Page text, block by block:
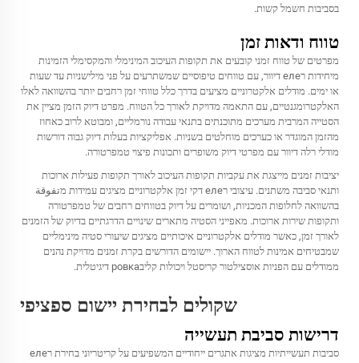
בסביבות חשמל קשות.
טווח ודאות זמן
מפרטים של טווח זמני קובעים את תקופות העיכוב המינימלי והמקסימלי הזמינות
מיחידות רеле דיוור, עם טווחים טיפוסיים שמשתרעים על פני מילישניות עד שעות
או ימים. מודלים אלקטרוניים מציעים בדרך כלל טווחי זמן רחבים יותר בהשוואה לאלו
האלקטרומגנטיים, עם התאמה מדויקת לאורך כל הטווח. מפרט דיוק הזמן מציין את
הסטייה המרבית מערכים מתוכנתים בתנאי עבודה נורמליים, ומבוטא לרוב כאחוז
מהזמן המוגדר או כערכים מוחלטים בשניות. אפליקציות בעלות דיוק גבוה דורשות
מודלי רלה דיוור עם מפרטי דיוק משופרים ותכונות פיצוי טמפרטורה.
יציבות זמנים מייצגת את עקביות תקופות העיכוב לאורך תקופות פעילות ארוכות
ותנאי סביבה משתנים. עיצובי רеле דקי זמן אלקטרוניים מציגים עמידות מتفوقة
בהשוואה לחלופות המכניות, ושומרים על דיוק בטווחים רחבים של טמפרטורה
ותקופות שירות ארוכות. מאפייני הסטיה מתארים שינויים הדרגתיים בדיוק של הזמנים
לאורך זמן, כאשר מודלים אלקטרוניים איכותיים מציגים שיעורי סטיה מינימליים
שמבטיחים אמינות לטווח הארוך. יישומים הדורשים בקרת זמנים מדויקת נהנים
ממודלים עם הפניות אוסצילטור קריסטל ויכולות קליבровка דיגיטלית.
שקולים לבחירת יישום ספציפי
דרישות סביבת תעשייה
סביבות תעשייתיות מציגות אתגרים ייחודיים המשפיעים על קריטריוני בחירת רеле